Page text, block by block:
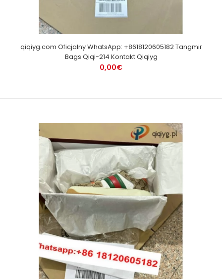
qiqiyg.com Oficjalny WhatsApp: +8618120605182 Tangmir
Bags Qiqi-214 Kontakt Qiqiyg
0,00€